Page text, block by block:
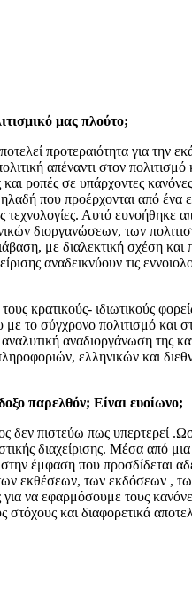
μας πλούτο;
προτεραιότητα για την
απέναντι στον
ροπές σε υπάρχοντες
που προέρχονται από
Αυτό
διοργανώσεων, των
με διαλεκτική σχέση
αναδεικνύουν τις
κρατικούς- ιδιωτικούς
το σύγχρονο πολιτισμό και
αναδιοργάνωση
ελληνικών και
παρελθόν; Είναι ευοίωνο;
πιστεύω πως υπερτερεί
διαχείρισης. Μέσα από
έμφαση που προσδίδεται
εκθέσεων, των εκδόσεων ,
να εφαρμόσουμε τους
και διαφορετικά